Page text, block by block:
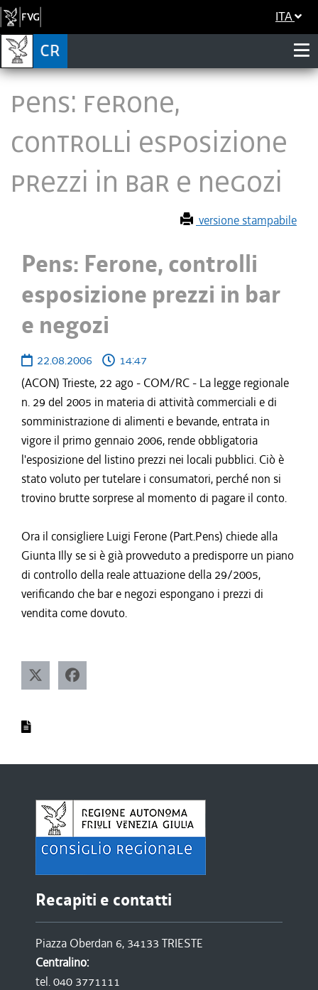
ITA
Pens: Ferone,
controlli esposizione
prezzi in bar e negozi
versione stampabile
Pens: Ferone, controlli
esposizione prezzi in bar
e negozi
22.08.2006
14:47
(ACON) Trieste, 22 ago - COM/RC - La legge regionale
n. 29 del 2005 in materia di attività commerciali e di
somministrazione di alimenti e bevande, entrata in
vigore il primo gennaio 2006, rende obbligatoria
l'esposizione del listino prezzi nei locali pubblici. Ciò è
stato voluto per tutelare i consumatori, perché non si
trovino brutte sorprese al momento di pagare il conto.
Ora il consigliere Luigi Ferone (Part.Pens) chiede alla
Giunta Illy se si è già provveduto a predisporre un piano
di controllo della reale attuazione della 29/2005,
verificando che bar e negozi espongano i prezzi di
vendita come dovuto.
Recapiti e contatti
Piazza Oberdan 6, 34133 TRIESTE
Centralino:
tel. 040 3771111